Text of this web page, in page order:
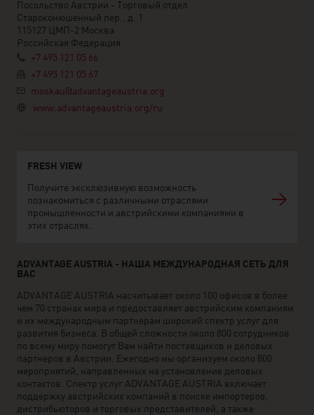
Посольство Австрии - Торговый отдел
Староконюшенный пер., д. 1
115127 ЦМП-2 Москва
Российская Федерация
+7 495 121 05 66
+7 495 121 05 67
moskau@advantageaustria.org
www.advantageaustria.org/ru
FRESH VIEW
Получите эксклюзивную возможность
познакомиться с различными отраслями
промышленности и австрийскими компаниями в
этих отраслях.
ADVANTAGE AUSTRIA - НАША МЕЖДУНАРОДНАЯ СЕТЬ ДЛЯ
ВАС
ADVANTAGE AUSTRIA насчитывает около 100 офисов в более
чем 70 странах мира и предоставляет австрийским компаниям
и их международным партнерам широкий спектр услуг для
развития бизнеса. В общей сложности около 800 сотрудников
по всему миру помогут Вам найти поставщиков и деловых
партнеров в Австрии. Ежегодно мы организуем около 800
мероприятий, направленных на установление деловых
контактов. Спектр услуг ADVANTAGE AUSTRIA включает
поддержку австрийских компаний в поиске импортеров,
дистрибьюторов и торговых представителей, а также